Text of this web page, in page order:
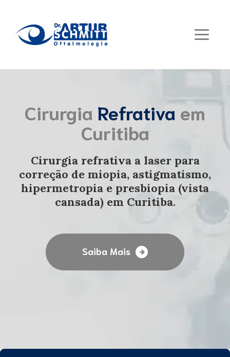
Cirurgiade Catarataem
Curitiba
Elimine o uso dos óculos com a cirurgia
da Catarata, o procedimento leva menos
de 15 minutos e restabelece a visão.
Saiba Mais
Tratamento doceratocone
em Curitiba
Imagens distorcidas e embaçadas podem
ser sinais de alterações corneanas,
provocadas pelo Ceratocone.
Saiba Mais
Cirurgia Refrativa em
Curitiba
Cirurgia refrativa a laser para
correção de miopia, astigmatismo,
hipermetropia e presbiopia (vista
cansada) em Curitiba.
Saiba Mais